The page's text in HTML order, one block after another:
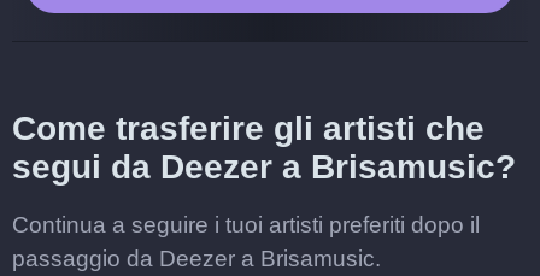
Come trasferire gli artisti che
segui da Deezer a Brisamusic?
Continua a seguire i tuoi artisti preferiti dopo il
passaggio da Deezer a Brisamusic.